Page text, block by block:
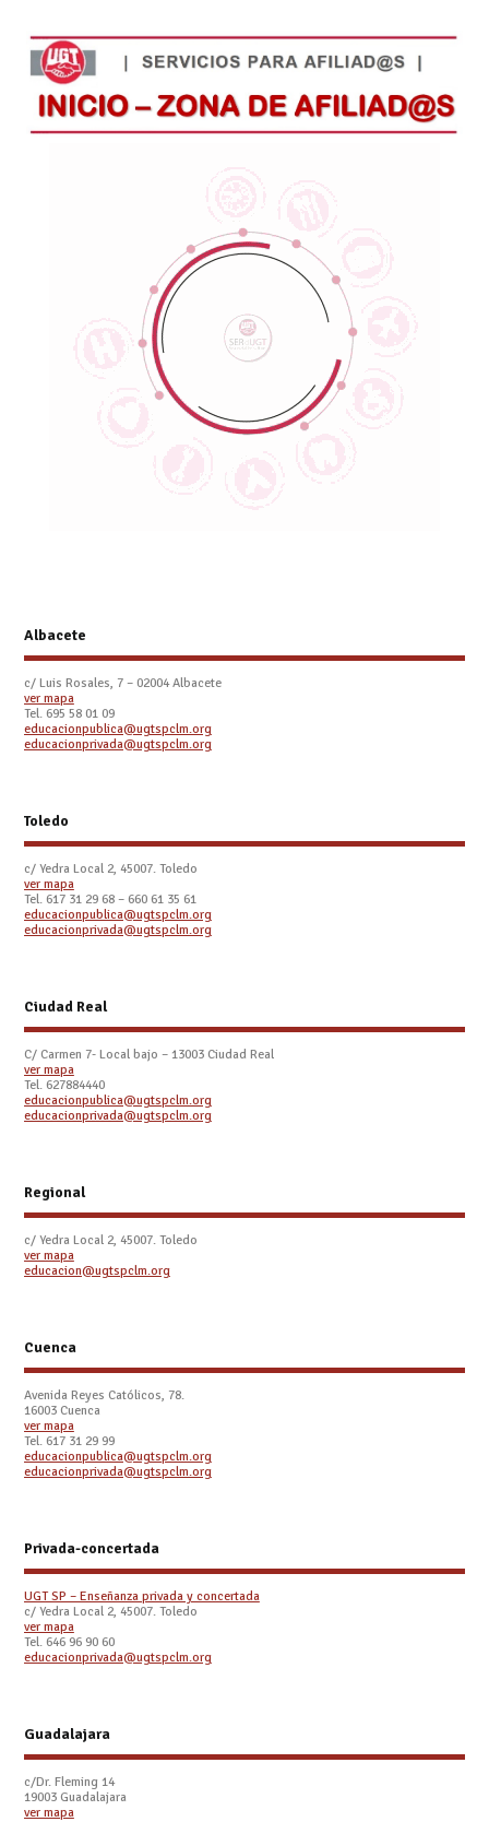
Albacete
c/ Luis Rosales, 7 – 02004 Albacete
ver mapa
Tel. 695 58 01 09
educacionpublica@ugtspclm.org
educacionprivada@ugtspclm.org
Toledo
c/ Yedra Local 2, 45007. Toledo
ver mapa
Tel. 617 31 29 68 – 660 61 35 61
educacionpublica@ugtspclm.org
educacionprivada@ugtspclm.org
Ciudad Real
C/ Carmen 7- Local bajo – 13003 Ciudad Real
ver mapa
Tel. 627884440
educacionpublica@ugtspclm.org
educacionprivada@ugtspclm.org
Regional
c/ Yedra Local 2, 45007. Toledo
ver mapa
educacion@ugtspclm.org
Cuenca
Avenida Reyes Católicos, 78.
16003 Cuenca
ver mapa
Tel. 617 31 29 99
educacionpublica@ugtspclm.org
educacionprivada@ugtspclm.org
Privada-concertada
UGT SP – Enseñanza privada y concertada
c/ Yedra Local 2, 45007. Toledo
ver mapa
Tel. 646 96 90 60
educacionprivada@ugtspclm.org
Guadalajara
c/Dr. Fleming 14
19003 Guadalajara
ver mapa